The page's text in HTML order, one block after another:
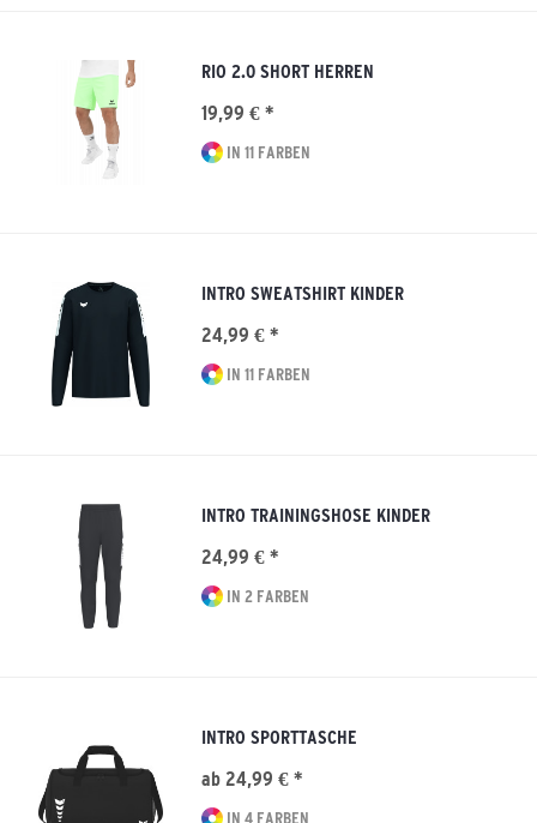
RIO 2.0 SHORT HERREN
19,99 € *
IN 11 FARBEN
INTRO SWEATSHIRT KINDER
24,99 € *
IN 11 FARBEN
INTRO TRAININGSHOSE KINDER
24,99 € *
IN 2 FARBEN
INTRO SPORTTASCHE
ab 24,99 € *
IN 4 FARBEN